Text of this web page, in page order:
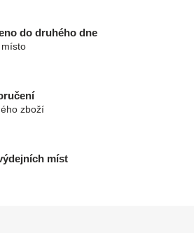
do druhého dne
místo
zboží
míst